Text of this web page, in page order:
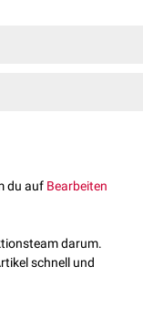
Vorgang wird das
dem
etwa 3 nm breite
mit 11,9 nm etwas
die auf 4 bis 5 nm
Gliazelle.
Siegel GJ, Agranoff BW,
du auf Bearbeiten
darum.
schnell und